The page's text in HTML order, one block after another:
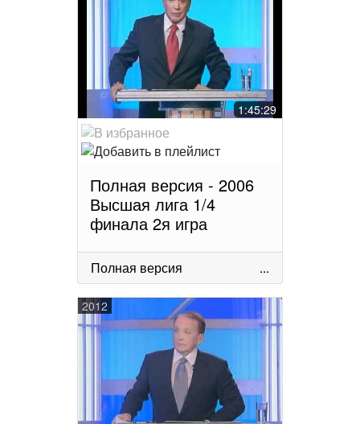
1:45:29
Полная версия - 2006
Высшая лига 1/4
финала 2я игра
Полная версия ...
2012